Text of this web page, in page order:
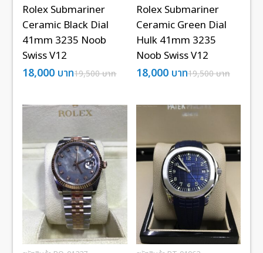
Rolex Submariner
Ceramic Black Dial
41mm 3235 Noob
Swiss V12
19,500บาท
18,000 บาท
Rolex Submariner
Ceramic Green Dial
Hulk 41mm 3235
Noob Swiss V12
19,500บาท
18,000 บาท